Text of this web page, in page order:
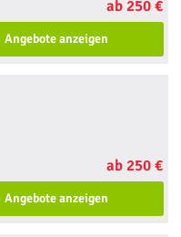
ab 250 €
Angebote anzeigen
ab 250 €
Angebote anzeigen